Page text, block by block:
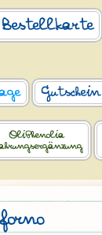
Bestellkarte
Gutschein
OliPhenolia